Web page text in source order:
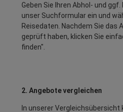
Geben Sie Ihren Abhol- und
unser Suchformular ein und
Reisedaten. Nachdem Sie das
geprüft haben, klicken Sie
finden".
2. Angebote vergleichen
In unserer Vergleichsübersicht